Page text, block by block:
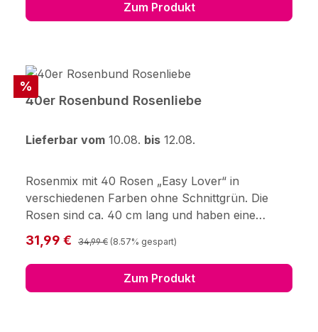
123Blumenversand.de GmbH Didderser Str. 28
Zum Produkt
Rabatt
%
40er Rosenbund Rosenliebe
Lieferbar vom 10.08. bis 12.08.
Rosenmix mit 40 Rosen „Easy Lover“ in
verschiedenen Farben ohne Schnittgrün. Die
Rosen sind ca. 40 cm lang und haben eine
zusammengestellt, mit Pflegetipps,
Blumennahrung und Wasser versorgt.Hersteller:
123Blumenversand.de GmbH Didderser Str. 28
Verkaufspreis:
31,99 € Regulärer Preis:
34,99 € (8.57% gespart)
Zum Produkt